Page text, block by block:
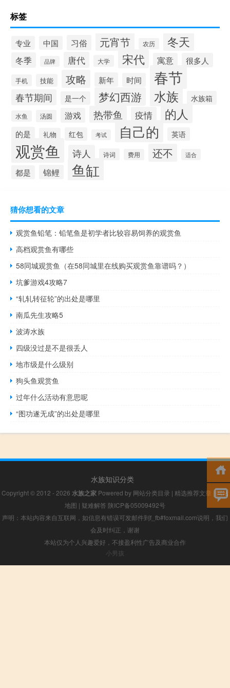
标签
专业 中国 习俗 元宵节 农历 冬天
冬季 品牌 唐代 大学 宋代 寓意 很多人
手机 技能 攻略 新年 时间 春节
春节期间 是一个 梦幻西游 水族 水族箱
水鱼 汤圆 游戏 热带鱼 疫情 的人
的是 礼物 红包 考试 自己的 英语
观赏鱼 诗人 诗词 费用 还不 适合
都是 锦鲤 鱼缸
猜你想看的文章
观赏鱼铅笔：铅笔鱼是初学者比较容易饲养的观赏鱼
高档观赏鱼有哪些
58同城观赏鱼（在58同城里在线购买观赏鱼靠谱吗？）
坑爹游戏4攻略7
“轧轧转征轮”的出处是哪里
南瓜先生攻略5
波涛水族
四级没过是不是很丢人
地市级是什么级别
狗头鱼观赏鱼
过年什么活动有意思呢
“图功遂无成”的出处是哪里
水族知识分类
Copyright © 2012 - 2026 水族之家 Powered by 网站分类目录 | 精选推荐文章 |网站
地图 | 疑难解答 陕ICP备05009492号
声明：本站内容来自互联网，如信息有错误可发邮件到f_fb#foxmail.com说明，我们
会及时纠正，谢谢
本站仅为个人兴趣爱好，不接盈利性广告及商业合作
小男孩